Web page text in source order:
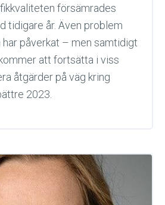
försämrades
tidigare år. Även problem
påverkat – men samtidigt
att fortsätta i viss
åtgärder på väg kring
2023.